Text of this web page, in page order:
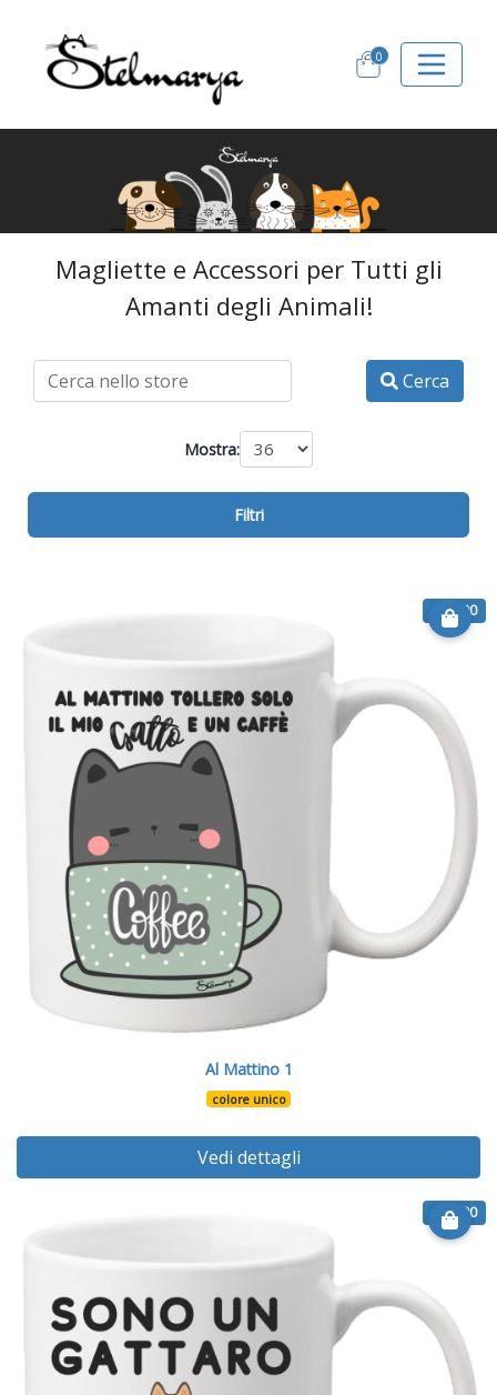
0
Magliette e Accessori per Tutti gli
Amanti degli Animali!
Cerca
€ 12.90
Al Mattino 1
colore unico
Vedi dettagli
€ 12.90
Mostra:
Filtri